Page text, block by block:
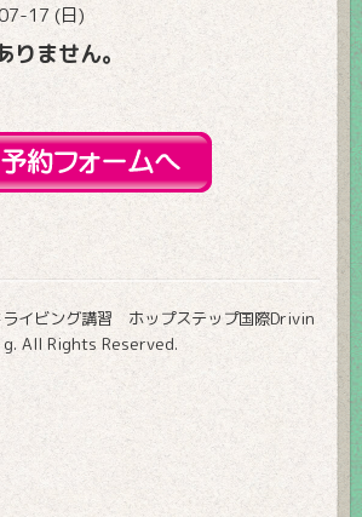
17 (日)
ません。
ライビング講習 ホップステップ国際Drivin
g. All Rights Reserved.